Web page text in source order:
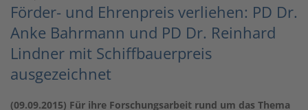
Förder- und Ehrenpreis verliehen: PD Dr.
Anke Bahrmann und PD Dr. Reinhard
Lindner mit Schiffbauerpreis
ausgezeichnet
(09.09.2015) Für ihre Forschungsarbeit rund um das Thema